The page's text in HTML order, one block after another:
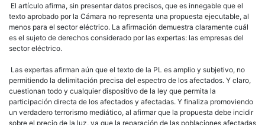
El artículo afirma, sin presentar datos precisos, que es innegable que el
texto aprobado por la Cámara no representa una propuesta ejecutable, al
menos para el sector eléctrico. La afirmación demuestra claramente cuál
es el sujeto de derechos considerado por las expertas: las empresas del
sector eléctrico.
Las expertas afirman aún que el texto de la PL es amplio y subjetivo, no
permitiendo la delimitación precisa del espectro de los afectados. Y claro,
cuestionan todo y cualquier dispositivo de la ley que permita la
participación directa de los afectados y afectadas. Y finaliza promoviendo
un verdadero terrorismo mediático, al afirmar que la propuesta debe incidir
sobre el precio de la luz, ya que la reparación de las poblaciones afectadas